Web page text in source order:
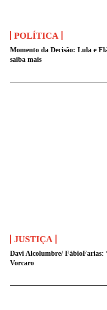
POLÍTICA
Momento da Decisão: Lula e
saiba mais
JUSTIÇA
Davi Alcolumbre/ FábioFarias:
Vorcaro